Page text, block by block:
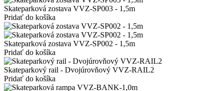
Skateparková zostava VVZ-SP003 - 1,5m
Pridať do košíka
Skateparková zostava VVZ-SP002 - 1,5m
Pridať do košíka
Skateparkový rail - Dvojúrovňový VVZ-RAIL2
Pridať do košíka